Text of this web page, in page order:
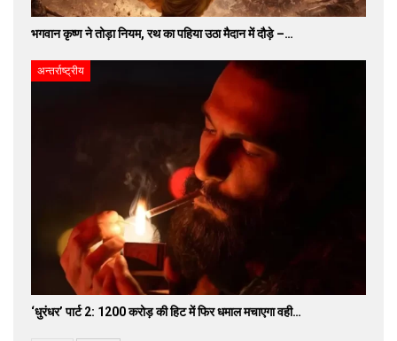
भगवान कृष्ण ने तोड़ा नियम, रथ का पहिया उठा मैदान में दौड़े –…
अन्तर्राष्ट्रीय
‘धुरंधर’ पार्ट 2: 1200 करोड़ की हिट में फिर धमाल मचाएगा वही…